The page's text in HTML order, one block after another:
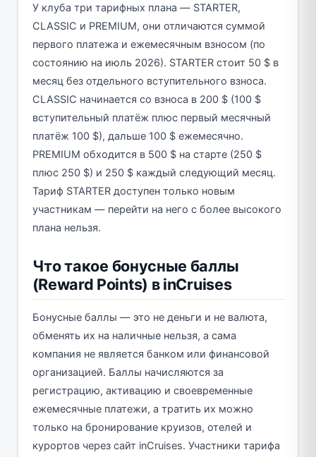
У клуба три тарифных плана — STARTER,
CLASSIC и PREMIUM, они отличаются суммой
первого платежа и ежемесячным взносом (по
состоянию на июль 2026). STARTER стоит 50 $ в
месяц без отдельного вступительного взноса.
CLASSIC начинается со взноса в 200 $ (100 $
вступительный платёж плюс первый месячный
платёж 100 $), дальше 100 $ ежемесячно.
PREMIUM обходится в 500 $ на старте (250 $
плюс 250 $) и 250 $ каждый следующий месяц.
Тариф STARTER доступен только новым
участникам — перейти на него с более высокого
плана нельзя.
Что такое бонусные баллы
(Reward Points) в inCruises
Бонусные баллы — это не деньги и не валюта,
обменять их на наличные нельзя, а сама
компания не является банком или финансовой
организацией. Баллы начисляются за
регистрацию, активацию и своевременные
ежемесячные платежи, а тратить их можно
только на бронирование круизов, отелей и
курортов через сайт inCruises. Участники тарифа